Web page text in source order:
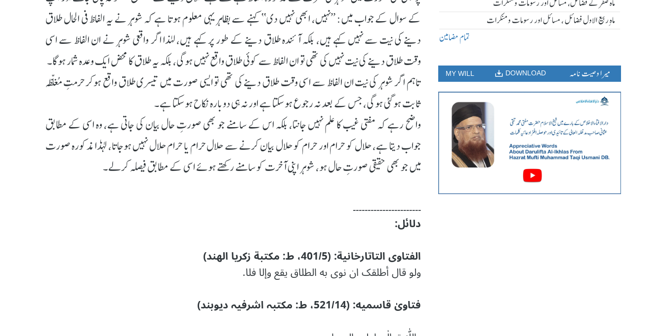
کے سوال کے جواب میں: ’’نہیں، ابھی نہیں دی‘‘ کہنے سے بظاہر یہی معلوم ہوتا ہے کہ شوہر نے یہ الفاظ فی الحال طلاق
دینے کی نیت سے نہیں کہے ہیں، بلکہ آئندہ طلاق دینے کے طور پر کہے ہیں، لہٰذا اگر واقعی شوہر نے ان الفاظ سے اسی
وقت طلاق دینے کی نیت نہیں کی تھی تو ان الفاظ سے کوئی طلاق واقع نہیں ہوگی، بلکہ یہ طلاق کا محض ایک وعدہ شمار ہوگا۔
تاہم اگر شوہر کی نیت ان الفاظ سے اسی وقت طلاق دینے کی تھی تو ایسی صورت میں تیسری طلاق واقع ہوکر حرمتِ مُغلّظہ
ثابت ہوگئی ہوگی، جس کے بعد نہ رجوع ہوسکتا ہے اور نہ ہی دوبارہ نکاح ہوسکتا ہے۔
واضح رہے کہ مفتی غیب کا علم نہیں جانتا، بلکہ اس کے سامنے جو بھی صورتِ حال بیان کی جاتی ہے، وہ اسی کے مطابق
جواب دیتا ہے، حلال کو حرام اور حرام کو حلال بیان کرنے سے حلال حرام یا حرام حلال نہیں ہوجاتا، لہذٰا مذکورہ صورت
میں جو بھی حقیقی صورتِ حال ہو، شوہر اپنی آخرت کو سامنے رکھتے ہوئے اسی کے مطابق فیصلہ کرلے۔
۔۔۔۔۔۔۔۔۔۔۔۔۔۔۔۔۔۔۔۔۔۔۔
دلائل:
الفتاوى التاتارخانية: (401/5، ط: مكتبة زكريا الهند)
ولو قال أطلقک ان نوی به الطلاق يقع وإلا فلا.
فتاویٰ قاسمیه: (521/14، ط: مکتبہ اشرفیہ دیوبند)
ماہ صفر کے فضائل، مسائل اور رسومات و منکرات
ماہ ِربیع الاول فضائل ، مسائل اور رسومات و منکرات
تمام مضامین
MY WILL DOWNLOAD میرا وصیت نامہ